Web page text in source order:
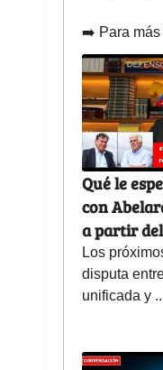
➡️ Para más
Qué le
con
a partir
Los
disputa
unificada y